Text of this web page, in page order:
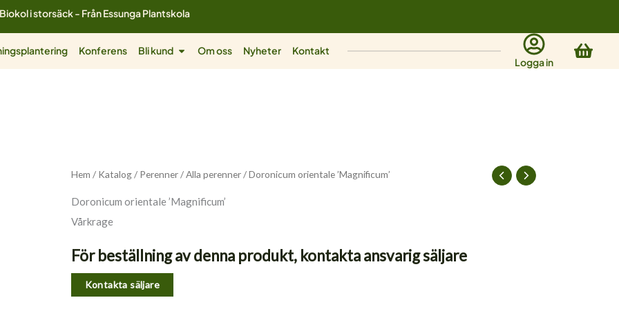
i storsäck - Från Essunga Plantskola
Konferens Bli kund Öppna Bli kund
Om oss Nyheter
Kontakt
Logga in
Hem / Katalog/ Perenner/Alla perenner/ Doronicum orientale ’Magnificum’
Doronicum orientale ’Magnificum’
Vårkrage
För beställning av denna produkt, kontakta ansvarig säljare
Kontakta säljare